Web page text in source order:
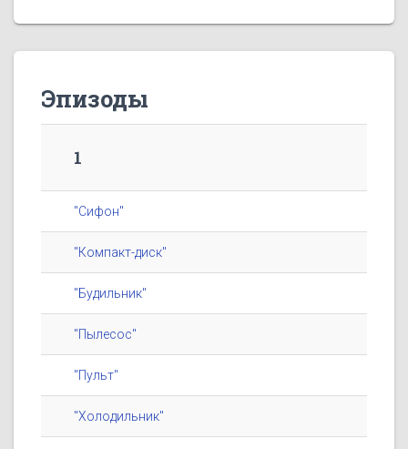
Эпизоды
1
"Сифон"
"Компакт-диск"
"Будильник"
"Пылесос"
"Пульт"
"Холодильник"